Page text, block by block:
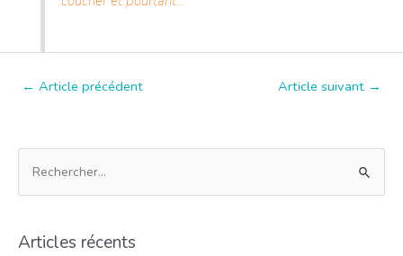
Navigation
← Article précédent Article suivant →
h
Articles récents